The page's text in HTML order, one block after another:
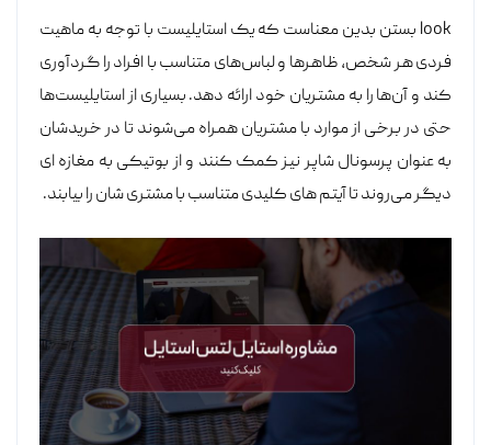
look بستن بدین معناست که یک استایلیست با توجه به ماهیت
فردی هر شخص، ظاهرها و لباس‌های متناسب با افراد را گردآوری
کند و آن‌ها را به مشتریان خود ارائه دهد. بسیاری از استایلیست‌ها
حتی در برخی از موارد با مشتریان همراه می‌شوند تا در خریدشان
به عنوان پرسونال شاپر نیز کمک کنند و از بوتیکی به مغازه ای
دیگر می‌روند تا آیتم های کلیدی متناسب با مشتری شان را بیابند.